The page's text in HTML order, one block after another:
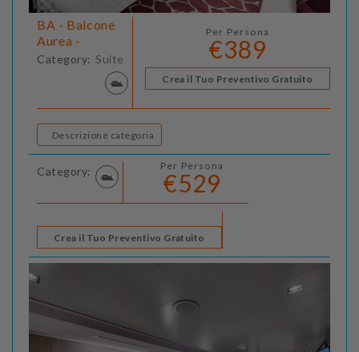
BA - Balcone
Aurea -
Category: Suite
Per Persona
€389
Crea il Tuo Preventivo Gratuito
Descrizione categoria
Category: Per Persona
€529
Crea il Tuo Preventivo Gratuito